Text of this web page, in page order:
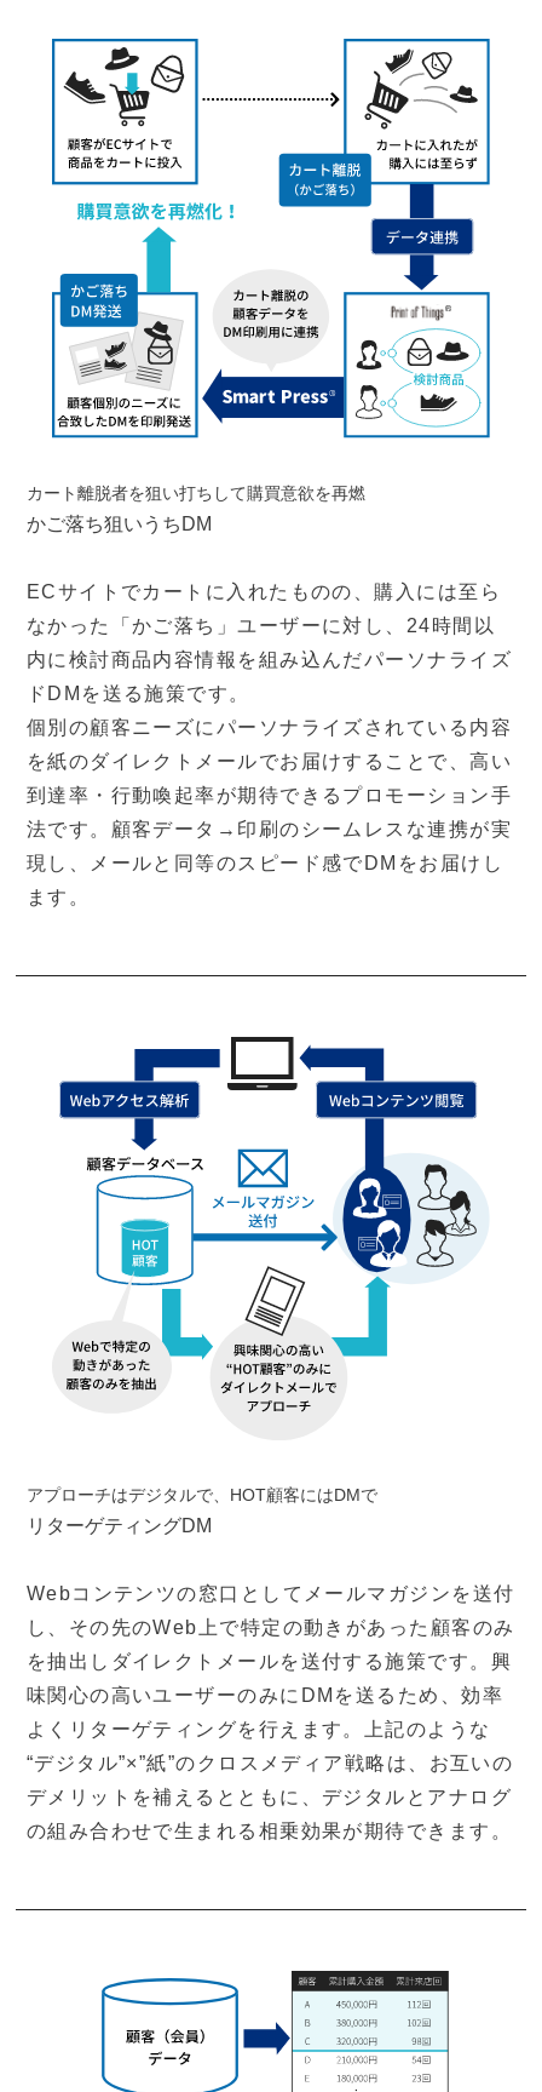
カート離脱者を狙い打ちして購買意欲を再燃
かご落ち狙いうちDM
ECサイトでカートに入れたものの、購入には至ら
なかった「かご落ち」ユーザーに対し、24時間以
内に検討商品内容情報を組み込んだパーソナライズ
ドDMを送る施策です。
個別の顧客ニーズにパーソナライズされている内容
を紙のダイレクトメールでお届けすることで、高い
到達率・行動喚起率が期待できるプロモーション手
法です。顧客データ→印刷のシームレスな連携が実
現し、メールと同等のスピード感でDMをお届けし
ます。
アプローチはデジタルで、HOT顧客にはDMで
リターゲティングDM
Webコンテンツの窓口としてメールマガジンを送付
し、その先のWeb上で特定の動きがあった顧客のみ
を抽出しダイレクトメールを送付する施策です。興
味関心の高いユーザーのみにDMを送るため、効率
よくリターゲティングを行えます。上記のような
“デジタル”×”紙”のクロスメディア戦略は、お互いの
デメリットを補えるとともに、デジタルとアナログ
の組み合わせで生まれる相乗効果が期待できます。